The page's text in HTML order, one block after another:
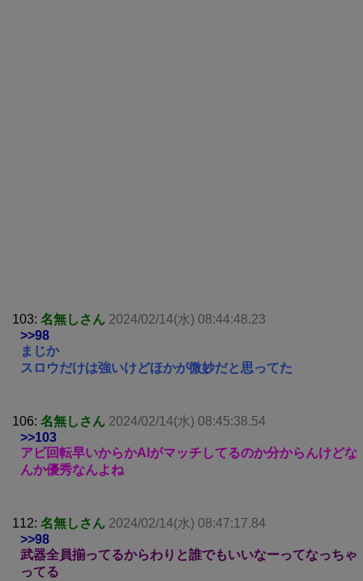
103: 名無しさん 2024/02/14(水) 08:44:48.23
>>98
まじか
スロウだけは強いけどほかが微妙だと思ってた
106: 名無しさん 2024/02/14(水) 08:45:38.54
>>103
アビ回転早いからかAIがマッチしてるのか分からんけどな
んか優秀なんよね
112: 名無しさん 2024/02/14(水) 08:47:17.84
>>98
武器全員揃ってるからわりと誰でもいいなーってなっちゃ
ってる